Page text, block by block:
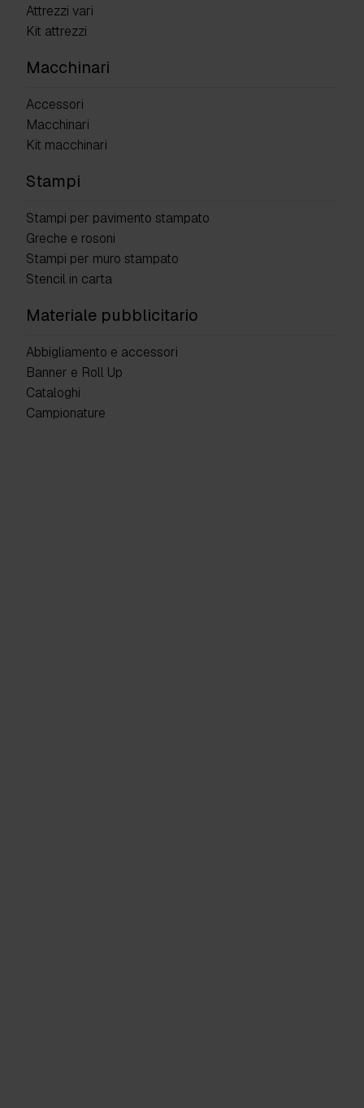
Attrezzi vari
Kit attrezzi
Macchinari
Accessori
Macchinari
Kit macchinari
Stampi
Stampi per pavimento stampato
Greche e rosoni
Stampi per muro stampato
Stencil in carta
Materiale pubblicitario
Abbigliamento e accessori
Banner e Roll Up
Cataloghi
Campionature